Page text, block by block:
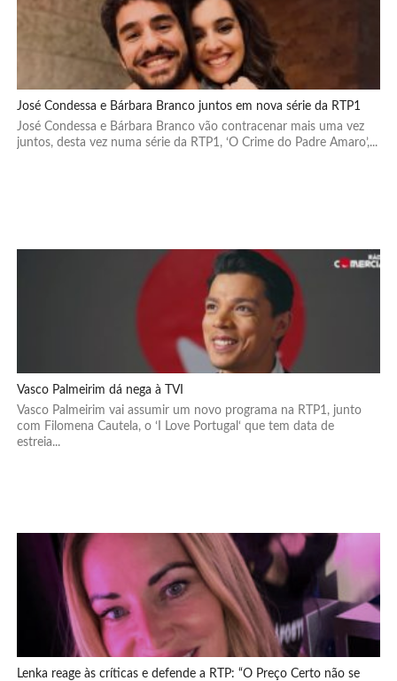
José Condessa e Bárbara Branco juntos em nova série da RTP1
José Condessa e Bárbara Branco vão contracenar mais uma vez
juntos, desta vez numa série da RTP1, ‘O Crime do Padre Amaro’,...
Vasco Palmeirim dá nega à TVI
Vasco Palmeirim vai assumir um novo programa na RTP1, junto
com Filomena Cautela, o ‘I Love Portugal‘ que tem data de
estreia...
Lenka reage às críticas e defende a RTP: “O Preço Certo não se